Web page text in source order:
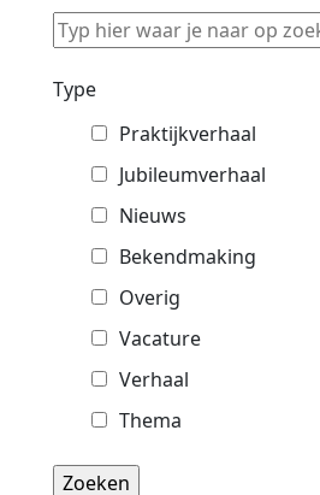
Typ
hier
waar
naar
bent
Type
Praktijkverhaal
Jubileumverhaal
Nieuws
Bekendmaking
Overig
Vacature
Verhaal
Thema